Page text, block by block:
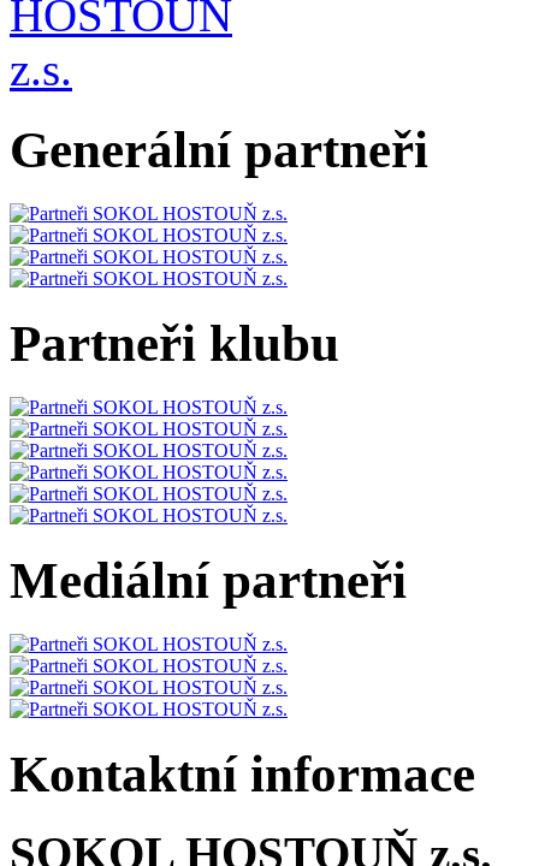
Generální partneři
Partneři klubu
Mediální partneři
Kontaktní informace
SOKOL HOSTOUŇ z.s.